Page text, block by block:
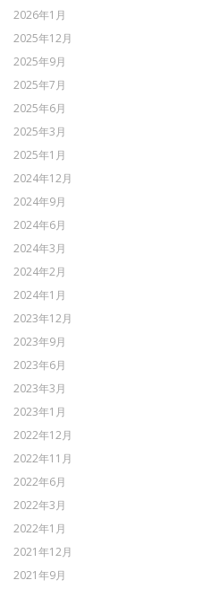
2026年1月
2025年12月
2025年9月
2025年7月
2025年6月
2025年3月
2025年1月
2024年12月
2024年9月
2024年6月
2024年3月
2024年2月
2024年1月
2023年12月
2023年9月
2023年6月
2023年3月
2023年1月
2022年12月
2022年11月
2022年6月
2022年3月
2022年1月
2021年12月
2021年9月